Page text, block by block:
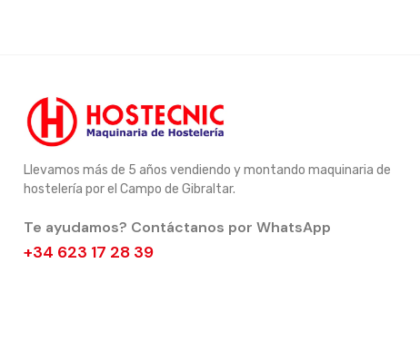
Llevamos más de 5 años vendiendo y montando maquinaria de
hostelería por el Campo de Gibraltar.
Te ayudamos? Contáctanos por WhatsApp
+34 623 17 28 39